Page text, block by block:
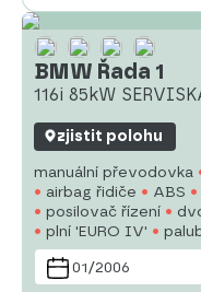
BMW Řada 1
116i 85kW
zjistit polohu
manuální převodovka
airbag řidiče
ABS
posilovač řízení
plní 'EURO IV'
přední
parkovací
01/2006